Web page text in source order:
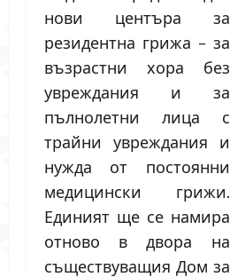
нови центъра за
резидентна грижа – за
възрастни хора без
увреждания и за
пълнолетни лица с
трайни увреждания и
нужда от постоянни
медицински грижи.
Единият ще се намира
отново в двора на
съществуващия Дом за